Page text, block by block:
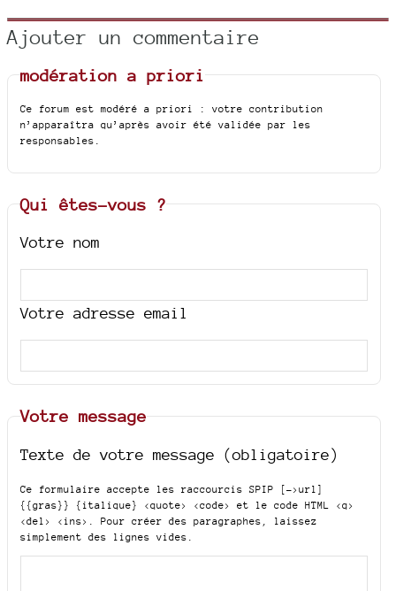
Ajouter un commentaire
modération a priori
Ce forum est modéré a priori : votre contribution
n’apparaîtra qu’après avoir été validée par les
responsables.
Qui êtes-vous ?
Votre nom
Votre adresse email
Votre message
Texte de votre message (obligatoire)
Ce formulaire accepte les raccourcis SPIP
[->url]
{{gras}} {italique} <quote> <code>
et le code HTML <q>
<del> <ins>
. Pour créer des paragraphes, laissez
simplement des lignes vides.